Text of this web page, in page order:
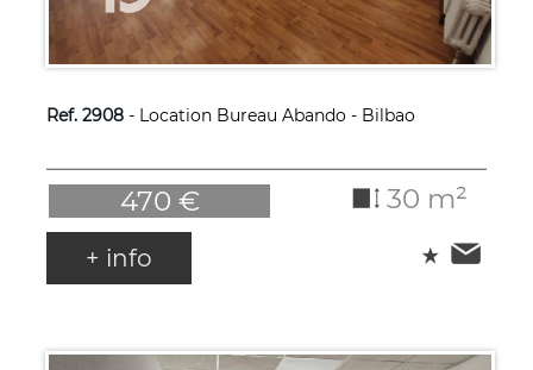
Ref. 2908- Location Bureau Abando - Bilbao
470 € 30 m²
+ info